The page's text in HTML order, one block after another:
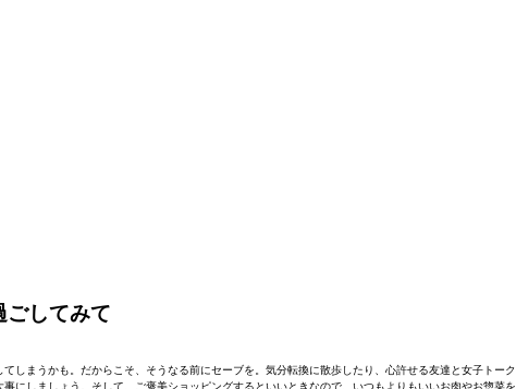
ごしてみて
しまうかも。だからこそ、そうなる前にセーブを。気分転換に散歩したり、心許せる友達と女子トーク
にしましょう。そして、ご褒美ショッピングするといいときなので、いつもよりもいいお肉やお惣菜を